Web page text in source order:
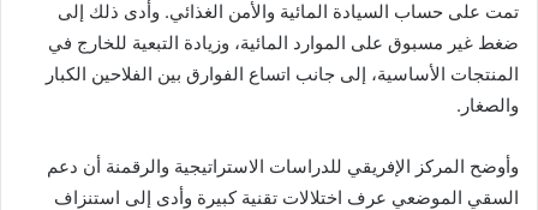
تمت على حساب السيادة المائية والأمن الغذائي. وأدى ذلك إلى
ضغط غير مسبوق على الموارد المائية، وزيادة التبعية للخارج في
المنتجات الأساسية، إلى جانب اتساع الفوارق بين الفلاحين الكبار
والصغار.
وأوضح المركز الإفريقي للدراسات الاستراتيجية والرقمنة أن دعم
السقي الموضعي عرف اختلالات تقنية كبيرة وأدى إلى استنزاف